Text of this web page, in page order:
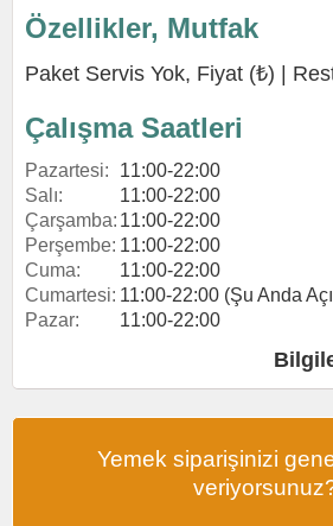
Özellikler, Mutfak
Paket Servis Yok, Fiyat (₺) |
Çalışma Saatleri
Pazartesi:
11:00-22:00
Salı:
11:00-22:00
Çarşamba: 11:00-22:00
Perşembe: 11:00-22:00
Cuma:
11:00-22:00
Cumartesi: 11:00-22:00 (Şu Anda
Pazar:
11:00-22:00
Yemek siparişinizi